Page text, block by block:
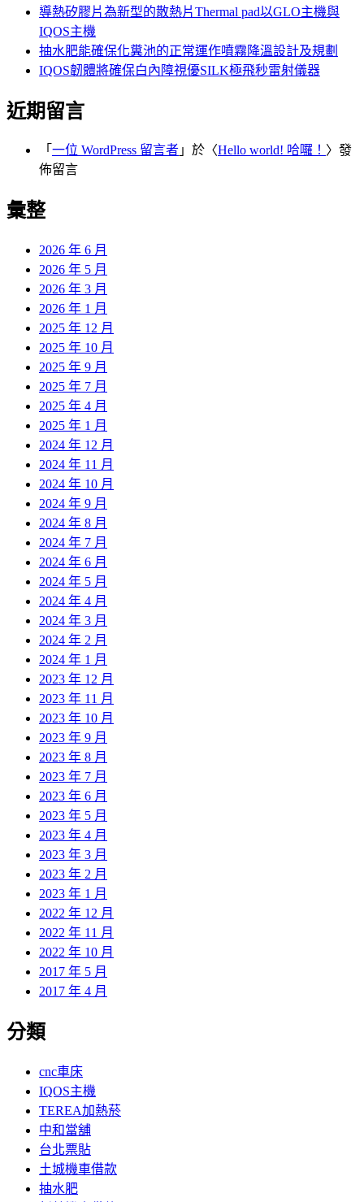
導熱矽膠片為新型的散熱片Thermal pad以GLO主機與
IQOS主機
抽水肥能確保化糞池的正常運作噴霧降溫設計及規劃
IQOS韌體將確保白內障視優SILK極飛秒雷射儀器
近期留言
「 一位 WordPress 留言者 」於〈Hello world! 哈囉！ 〉發
佈留言
彙整
2026 年 6 月
2026 年 5 月
2026 年 3 月
2026 年 1 月
2025 年 12 月
2025 年 10 月
2025 年 9 月
2025 年 7 月
2025 年 4 月
2025 年 1 月
2024 年 12 月
2024 年 11 月
2024 年 10 月
2024 年 9 月
2024 年 8 月
2024 年 7 月
2024 年 6 月
2024 年 5 月
2024 年 4 月
2024 年 3 月
2024 年 2 月
2024 年 1 月
2023 年 12 月
2023 年 11 月
2023 年 10 月
2023 年 9 月
2023 年 8 月
2023 年 7 月
2023 年 6 月
2023 年 5 月
2023 年 4 月
2023 年 3 月
2023 年 2 月
2023 年 1 月
2022 年 12 月
2022 年 11 月
2022 年 10 月
2017 年 5 月
2017 年 4 月
分類
cnc車床
IQOS主機
TEREA加熱菸
中和當舖
台北票貼
土城機車借款
抽水肥